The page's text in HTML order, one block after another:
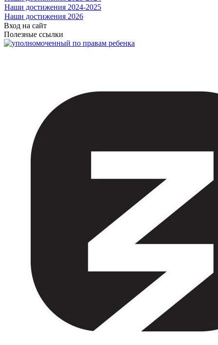
Наши достижения 2024-2025
Наши достижения 2026
Вход на сайт
Полезные ссылки